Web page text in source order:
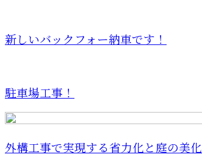
新しいバックフォー納車です！
駐車場工事！
外構工事で実現する省力化と庭の美化